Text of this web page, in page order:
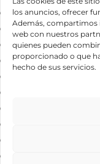
los anuncios, ofrecer
Además, compartimos
web con nuestros
quienes pueden
proporcionado o que
hecho de sus servicios.
3 puertas abatibles
Diseño moderno
Alta estabilidad y
Fácil
e
o
e
e
c
t
¿
Q
u
é
n
e
Responsable del
Legitimación del